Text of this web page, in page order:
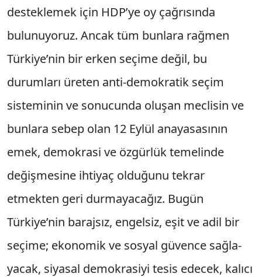
desteklemek için HDP’ye oy çağrısında
bulunuyoruz. Ancak tüm bunlara rağmen
Türkiye’nin bir erken seçime değil, bu
durumları üreten anti-demokratik seçim
siste­minin ve sonucunda oluşan meclisin ve
bunlara sebep olan 12 Eylül anayasasının
emek, demok­rasi ve özgürlük temelinde
değişmesine ihtiyaç olduğunu tekrar
etmekten geri durmayacağız. Bugün
Türkiye’nin barajsız, engelsiz, eşit ve adil bir
seçime; ekonomik ve sosyal güvence sağla­
yacak, siyasal demokrasiyi tesis edecek, kalıcı